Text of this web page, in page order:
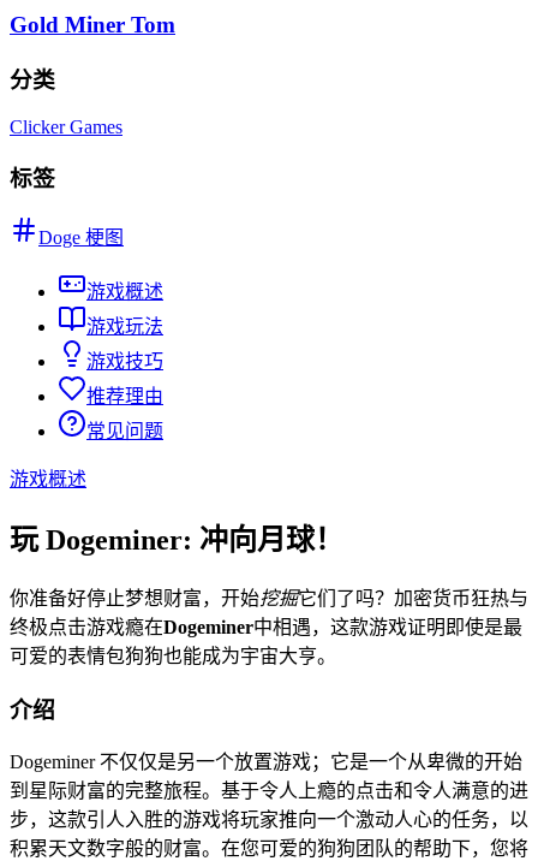
Gold Miner Tom
分类
Clicker Games
标签
Doge 梗图
游戏概述
游戏玩法
游戏技巧
推荐理由
常见问题
游戏概述
玩 Dogeminer: 冲向月球！
你准备好停止梦想财富，开始挖掘它们了吗？加密货币狂热与
终极点击游戏瘾在Dogeminer中相遇，这款游戏证明即使是最
可爱的表情包狗狗也能成为宇宙大亨。
介绍
Dogeminer 不仅仅是另一个放置游戏；它是一个从卑微的开始
到星际财富的完整旅程。基于令人上瘾的点击和令人满意的进
步，这款引人入胜的游戏将玩家推向一个激动人心的任务，以
积累天文数字般的财富。在您可爱的狗狗团队的帮助下，您将